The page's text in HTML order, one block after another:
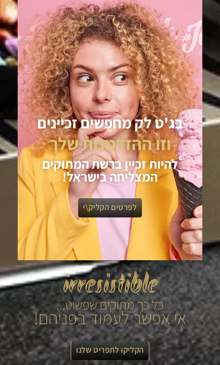
בג'ט לק מחפשים זכיינים
וזו ההזדמנות שלך
להיות זכיין ברשת המתוקים
המצליחה בישראל!
לפרטים הקליק\י
irresistible
כל כך מתוקים שפשוט...
אי אפשר לעמוד בפניהם!
הקליקו לתפריט שלנו